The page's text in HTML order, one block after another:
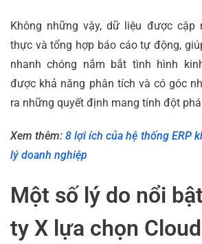
Không những vậy, dữ liệu được cập
thực và tổng hợp báo cáo tự động,
nhanh chóng nắm bắt tình hình
được khả năng phân tích và có góc
ra những quyết định mang tính đột
Xem thêm:8 lợi ích của hệ thống ERP
lý doanh nghiệp
Một số lý do nổi
ty X lựa chọn